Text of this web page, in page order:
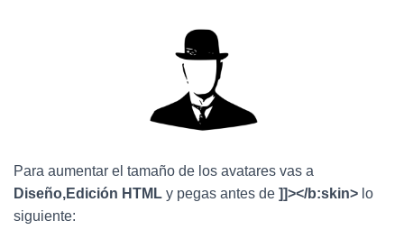
Para aumentar el tamaño de los avatares vas a
Diseño,Edición HTML y pegas antes de ]]></b:skin> lo
siguiente: